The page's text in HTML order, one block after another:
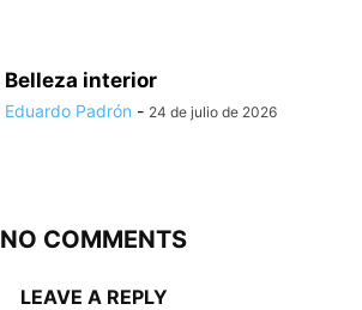
Belleza interior
Eduardo Padrón - 24 de julio de 2026
NO COMMENTS
LEAVE A REPLY